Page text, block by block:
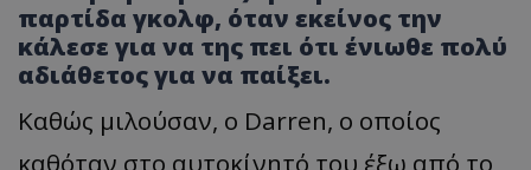
παρτίδα γκολφ, όταν εκείνος την
κάλεσε για να της πει ότι ένιωθε πολύ
αδιάθετος για να παίξει.
Καθώς μιλούσαν, ο Darren, ο οποίος
καθόταν στο αυτοκίνητό του έξω από το